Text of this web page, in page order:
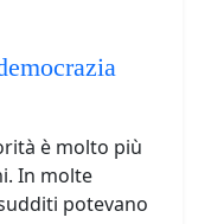
è molto più
In molte
potevano